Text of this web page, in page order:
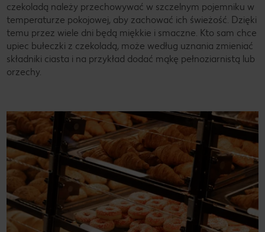
czekoladą należy przechowywać w szczelnym pojemniku w
temperaturze pokojowej, aby zachować ich świeżość. Dzięki
temu przez wiele dni będą miękkie i smaczne. Kto sam chce
upiec bułeczki z czekoladą, może według uznania zmieniać
składniki ciasta i na przykład dodać mąkę pełnoziarnistą lub
orzechy.